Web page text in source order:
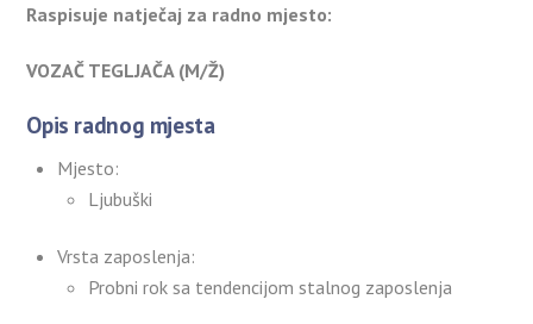
Raspisuje natječaj za radno mjesto:
VOZAČ TEGLJAČA (M/Ž)
Opis radnog mjesta
Mjesto:
Ljubuški
Vrsta zaposlenja:
Probni rok sa tendencijom stalnog zaposlenja